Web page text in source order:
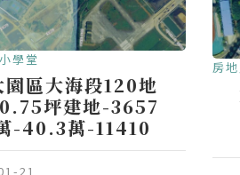
學堂
園區大海段120地
坪建地-3657
-40.3萬-11410
21
房